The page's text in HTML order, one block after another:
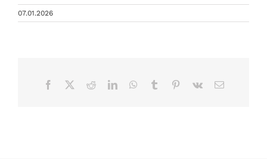
07.01.2026
Facebook RedditLinkedInWhatsApp
Tumblr Pinterest
Vk Email